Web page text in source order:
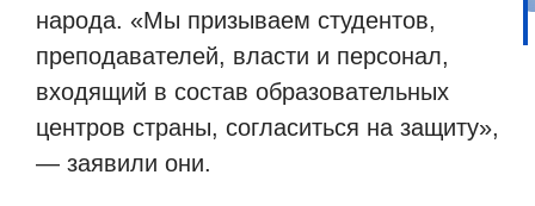
народа. «Мы призываем студентов,
преподавателей, власти и персонал,
входящий в состав образовательных
центров страны, согласиться на защиту»,
— заявили они.